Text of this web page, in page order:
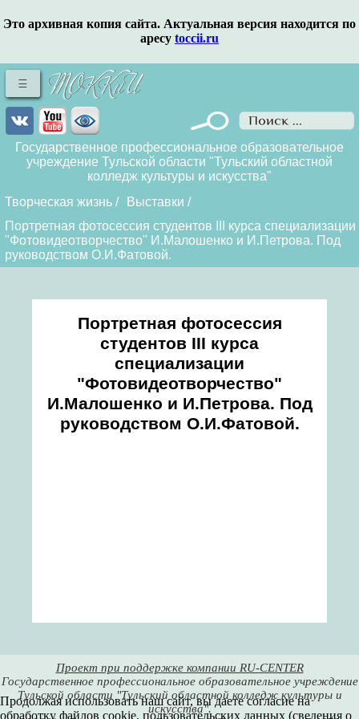
Это архивная копия сайта. Актуальная версия находится по
аресу toccii.ru
Государственное профессиональное образовательное
учреждение Тульской области "Тульский областной
колледж культуры и искусства"
Творческая жизнь / Выставки /
Портретная фотосессия студентов III курса специализации
"Фотовидеотворчество" И.Малошенко и И.Петрова. Под
руководством О.И.Фатовой.
Портретная фотосессия
студентов III курса
специализации
"Фотовидеотворчество"
И.Малошенко и И.Петрова. Под
руководством О.И.Фатовой.
Проект при поддержке компании RU-CENTER
Государственное профессиональное образовательное учреждение
Тульской области "Тульский областной колледж культуры и
искусства".
Продолжая использовать наш сайт, вы даете согласие на
обработку файлов cookie, пользовательских данных (сведения о